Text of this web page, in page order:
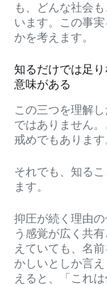
も、どんな社会
います。この事
かを考えます。
知るだけでは足
意味がある
この三つを理解
ではありません
戒めでもあります
それでも、知る
ます。
抑圧が続く理由
う感覚が広く共
えていても、名
かしいとしか言
えると、「これ